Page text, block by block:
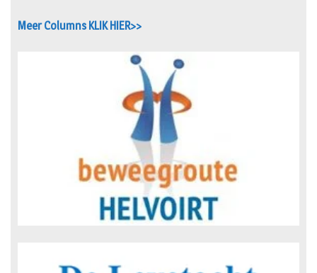
Meer Columns KLIK HIER>>